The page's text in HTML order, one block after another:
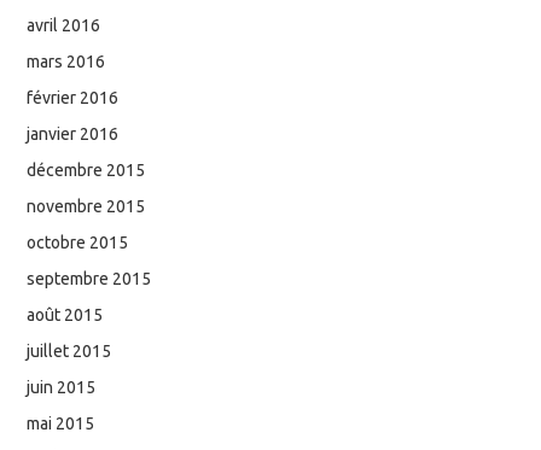
avril 2016
mars 2016
février 2016
janvier 2016
décembre 2015
novembre 2015
octobre 2015
septembre 2015
août 2015
juillet 2015
juin 2015
mai 2015